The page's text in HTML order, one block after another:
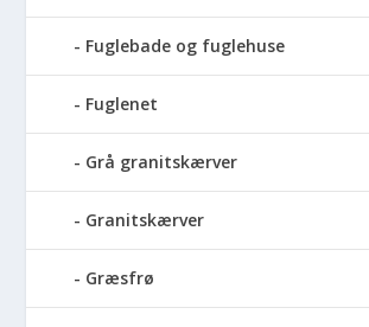
Fuglebade og fuglehuse
Fuglenet
Grå granitskærver
Granitskærver
Græsfrø